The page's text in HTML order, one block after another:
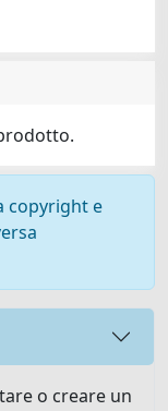
copyright e
o creare un